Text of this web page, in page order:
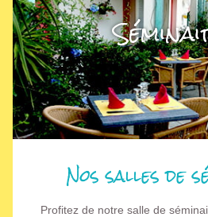
Nos salles de
Profitez de notre salle de